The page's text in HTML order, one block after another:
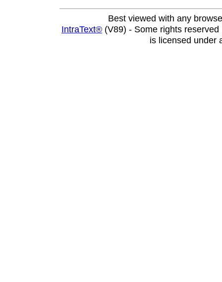
Best viewed with any
IntraText® (V89) - Some rights
is licensed under